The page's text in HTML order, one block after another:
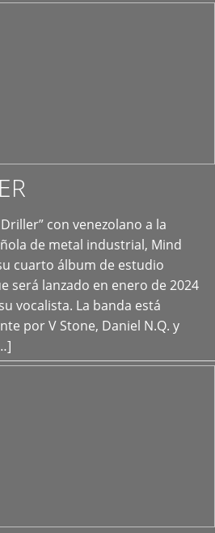
con venezolano a la
de metal industrial, Mind
cuarto álbum de estudio
será lanzado en enero de 2024
vocalista. La banda está
por V Stone, Daniel N.Q. y
+